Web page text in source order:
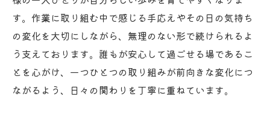
す。作業に取り組む中で感じる手応えやその日の気持ち
の変化を大切にしながら、無理のない形で続けられるよ
う支えております。誰もが安心して過ごせる場であるこ
とを心がけ、一つひとつの取り組みが前向きな変化につ
ながるよう、日々の関わりを丁寧に重ねています。